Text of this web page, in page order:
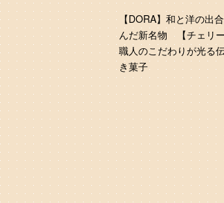
【DORA】和と洋の出
んだ新名物 【チェリー
職人のこだわりが光る
き菓子